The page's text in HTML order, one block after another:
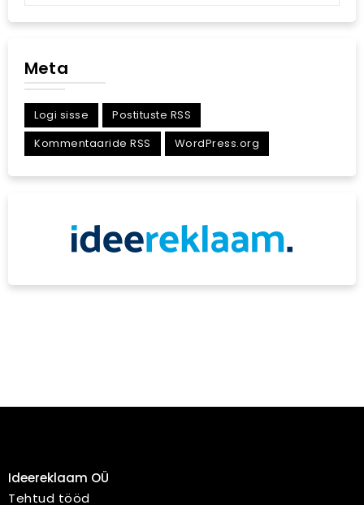
Meta
Logi sisse
Postituste RSS
Kommentaaride RSS
WordPress.org
Ideereklaam OÜ
Tehtud tööd